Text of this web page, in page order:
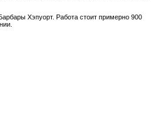
Хэпуорт. Работа стоит примерно 900